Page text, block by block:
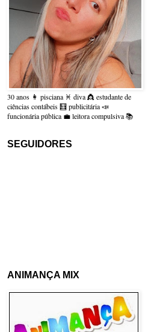
30 anos 👩 pisciana ♓ diva 👸 estudante de
ciências contábeis 🧮 publicitária 📣
funcionária pública 💼 leitora compulsiva 📚
SEGUIDORES
ANIMANÇA MIX